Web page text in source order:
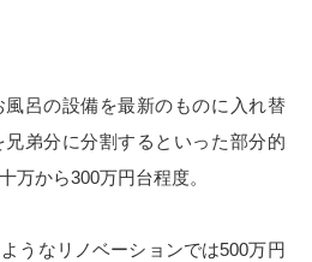
呂の設備を最新のものに入れ替
弟分に分割するといった部分的
万から300万円台程度。
うなリノベーションでは500万円